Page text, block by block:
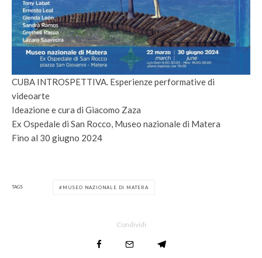
CUBA INTROSPETTIVA. Esperienze performative di
videoarte
Ideazione e cura di Giacomo Zaza
Ex Ospedale di San Rocco, Museo nazionale di Matera
Fino al 30 giugno 2024
TAGS MUSEO NAZIONALE DI MATERA
Condividi